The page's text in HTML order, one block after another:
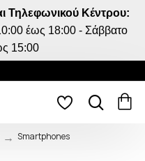
Τηλεφωνικού Κέντρου:
έως 18:00 - Σάββατο
15:00
Smartphones